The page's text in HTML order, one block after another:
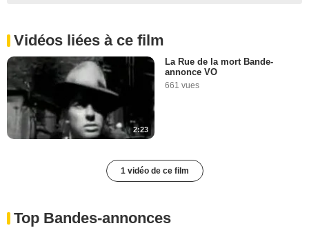
Vidéos liées à ce film
2:23
La Rue de la mort Bande-
annonce VO
661 vues
1 vidéo de ce film
Top Bandes-annonces